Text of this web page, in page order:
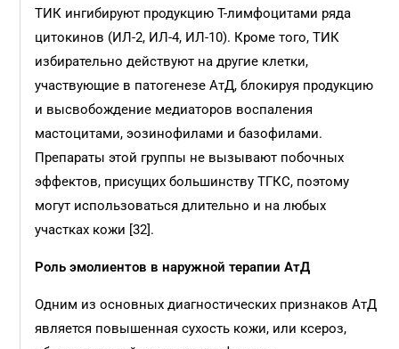
ТИК ингибируют продукцию Т-лимфоцитами ряда
цитокинов (ИЛ-2, ИЛ-4, ИЛ-10). Кроме того, ТИК
избирательно действуют на другие клетки,
участвующие в патогенезе АтД, блокируя продукцию
и высвобождение медиаторов воспаления
мастоцитами, эозинофилами и базофилами.
Препараты этой группы не вызывают побочных
эффектов, присущих большинству ТГКС, поэтому
могут использоваться длительно и на любых
участках кожи [32].
Роль эмолиентов в наружной терапии АтД
Одним из основных диагностических признаков АтД
является повышенная сухость кожи, или ксероз,